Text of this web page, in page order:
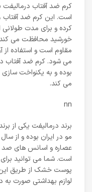
کرم ضد آفتاب
است. این کرم ضد
کرده و برای مدت
خورشید محافظت می
مقاوم است و استفاده
بوده و به یکنواخت
می کند.
nn
برند درمالیفت یکی از
عصاره و اسانس های صد
پوست خشک از طریق این
لوازم بهداشتی صورت به